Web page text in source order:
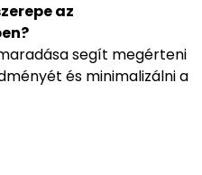
az
segít megérteni
és minimalizálni a